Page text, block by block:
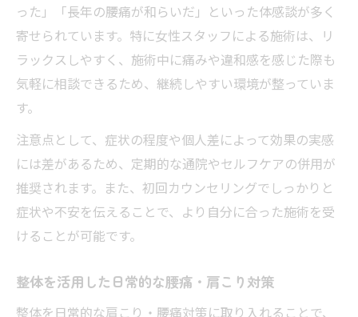
った」「長年の腰痛が和らいだ」といった体感談が多く
寄せられています。特に女性スタッフによる施術は、リ
ラックスしやすく、施術中に痛みや違和感を感じた際も
気軽に相談できるため、継続しやすい環境が整っていま
す。
注意点として、症状の程度や個人差によって効果の実感
には差があるため、定期的な通院やセルフケアの併用が
推奨されます。また、初回カウンセリングでしっかりと
症状や不安を伝えることで、より自分に合った施術を受
けることが可能です。
整体を活用した日常的な腰痛・肩こり対策
整体を日常的な肩こり・腰痛対策に取り入れることで、